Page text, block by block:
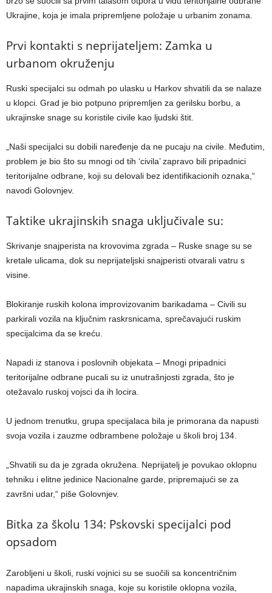
Ukrajine, koja je imala pripremljene položaje u urbanim zonama.
Prvi kontakti s neprijateljem: Zamka u
urbanom okruženju
Ruski specijalci su odmah po ulasku u Harkov shvatili da se nalaze
u klopci. Grad je bio potpuno pripremljen za gerilsku borbu, a
ukrajinske snage su koristile civile kao ljudski štit.
„Naši specijalci su dobili naređenje da ne pucaju na civile. Međutim,
problem je bio što su mnogi od tih ‘civila’ zapravo bili pripadnici
teritorijalne odbrane, koji su delovali bez identifikacionih oznaka,“
navodi Golovnjev.
Taktike ukrajinskih snaga uključivale su:
Skrivanje snajperista na krovovima zgrada – Ruske snage su se
kretale ulicama, dok su neprijateljski snajperisti otvarali vatru s
visine.
Blokiranje ruskih kolona improvizovanim barikadama – Civili su
parkirali vozila na ključnim raskrsnicama, sprečavajući ruskim
specijalcima da se kreću.
Napadi iz stanova i poslovnih objekata – Mnogi pripadnici
teritorijalne odbrane pucali su iz unutrašnjosti zgrada, što je
otežavalo ruskoj vojsci da ih locira.
U jednom trenutku, grupa specijalaca bila je primorana da napusti
svoja vozila i zauzme odbrambene položaje u školi broj 134.
„Shvatili su da je zgrada okružena. Neprijatelj je povukao oklopnu
tehniku i elitne jedinice Nacionalne garde, pripremajući se za
završni udar,“ piše Golovnjev.
Bitka za školu 134: Pskovski specijalci pod
opsadom
Zarobljeni u školi, ruski vojnici su se suočili sa koncentričnim
napadima ukrajinskih snaga, koje su koristile oklopna vozila,